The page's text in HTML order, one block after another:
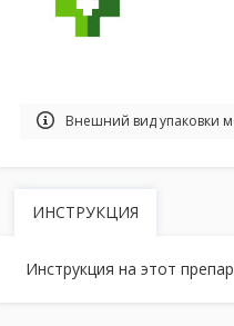
Внешний вид упаковки
ИНСТРУКЦИЯ
Инструкция на этот